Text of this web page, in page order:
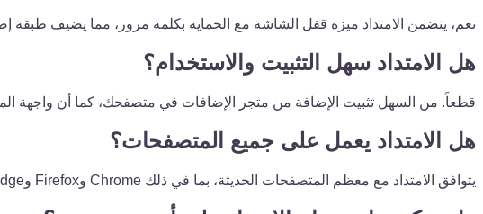
نعم، يتضمن الامتداد ميزة قفل الشاشة مع الحماية بكلمة مرور، مما يضيف طبقة
هل الامتداد سهل التثبيت والاستخدام؟
قطعاً. من السهل تثبيت الإضافة من متجر الإضافات في متصفحك، كما أن واجهة
هل الامتداد يعمل على جميع المتصفحات؟
يتوافق الامتداد مع معظم المتصفحات الحديثة، بما في ذلك Chrome وFirefox وEdge. ومع ذلك، يوصى دائمًا بالتحقق من تفاصيل الامتداد للحصول على معلومات التوافق المحددة.